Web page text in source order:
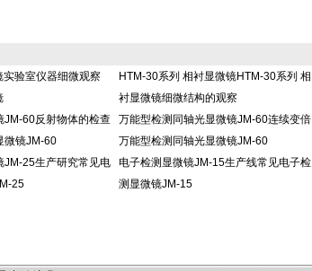
验室仪器细微观察
HTM-30系列 相衬显微镜HTM-30系列 相
衬显微镜细微结构的观察
JM-60反射物体的检查
微镜JM-60
万能型检测同轴光显微镜JM-60连续变倍
万能型检测同轴光显微镜JM-60
JM-25生产研究常见电
25
电子检测显微镜JM-15生产线常见电子检
测显微镜JM-15